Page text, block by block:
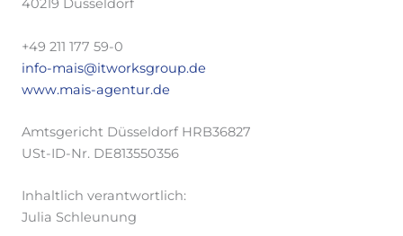
40219 Düsseldorf
+49 211 177 59-0
info-mais@itworksgroup.de
www.mais-agentur.de
Amtsgericht Düsseldorf HRB36827
USt-ID-Nr. DE813550356
Inhaltlich verantwortlich:
Julia Schleunung